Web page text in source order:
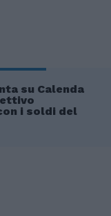
su Calenda
i soldi del